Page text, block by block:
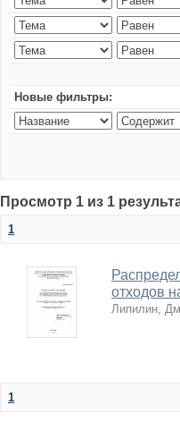
Новые фильтры:
Просмотр 1 из 1
1
отходов
Липилин,
1